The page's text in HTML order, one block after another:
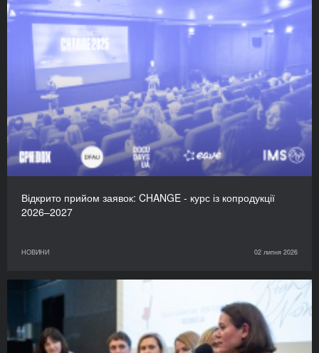
Відкрито прийом заявок: CHANGE - курс із копродукції
2026–2027
НОВИНИ 02 липня 2026